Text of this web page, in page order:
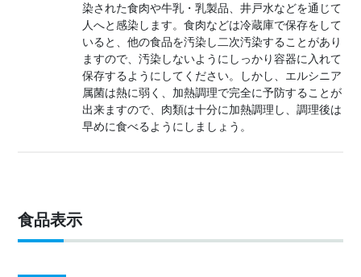
染された食肉や牛乳・乳製品、井戸水などを通じて
人へと感染します。食肉などは冷蔵庫で保存をして
いると、他の食品を汚染し二次汚染することがあり
ますので、汚染しないようにしっかり容器に入れて
保存するようにしてください。しかし、エルシニア
属菌は熱に弱く、加熱調理で完全に予防することが
出来ますので、肉類は十分に加熱調理し、調理後は
早めに食べるようにしましょう。
食品表示